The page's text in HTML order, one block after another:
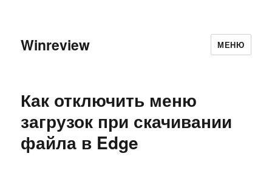
Winreview МЕНЮ
Как отключить меню
загрузок при скачивании
файла в Edge